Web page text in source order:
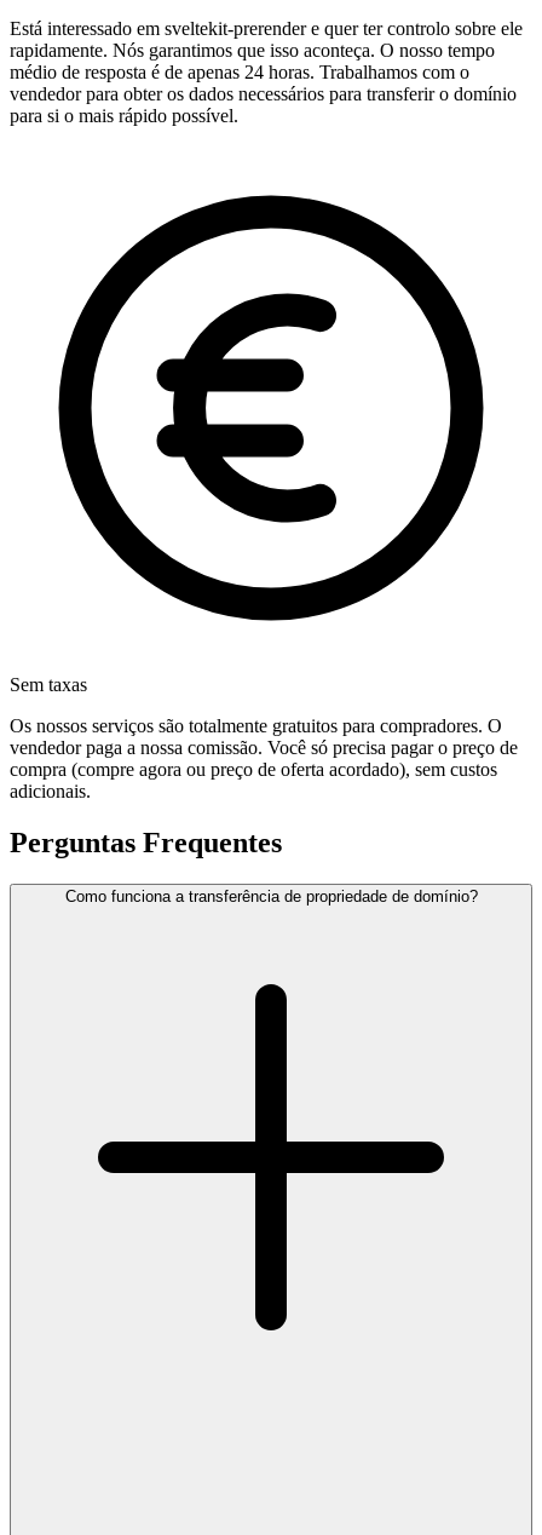
Está interessado em sveltekit-prerender e quer ter controlo sobre ele
rapidamente. Nós garantimos que isso aconteça. O nosso tempo
médio de resposta é de apenas 24 horas. Trabalhamos com o
vendedor para obter os dados necessários para transferir o domínio
para si o mais rápido possível.
Sem taxas
Os nossos serviços são totalmente gratuitos para compradores. O
vendedor paga a nossa comissão. Você só precisa pagar o preço de
compra (compre agora ou preço de oferta acordado), sem custos
adicionais.
Perguntas Frequentes
Como funciona a transferência de propriedade de domínio?